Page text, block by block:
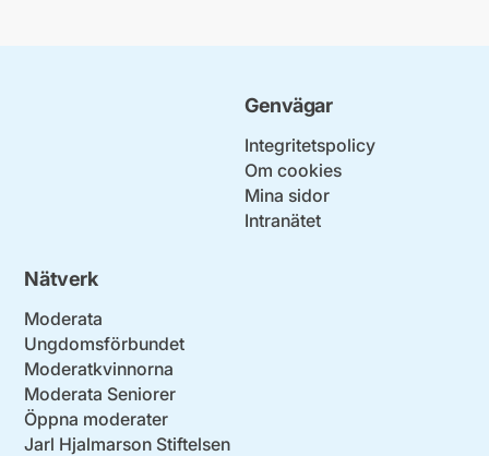
Genvägar
Integritetspolicy
Om cookies
Mina sidor
Intranätet
Nätverk
Moderata
Ungdomsförbundet
Moderatkvinnorna
Moderata Seniorer
Öppna moderater
Jarl Hjalmarson Stiftelsen